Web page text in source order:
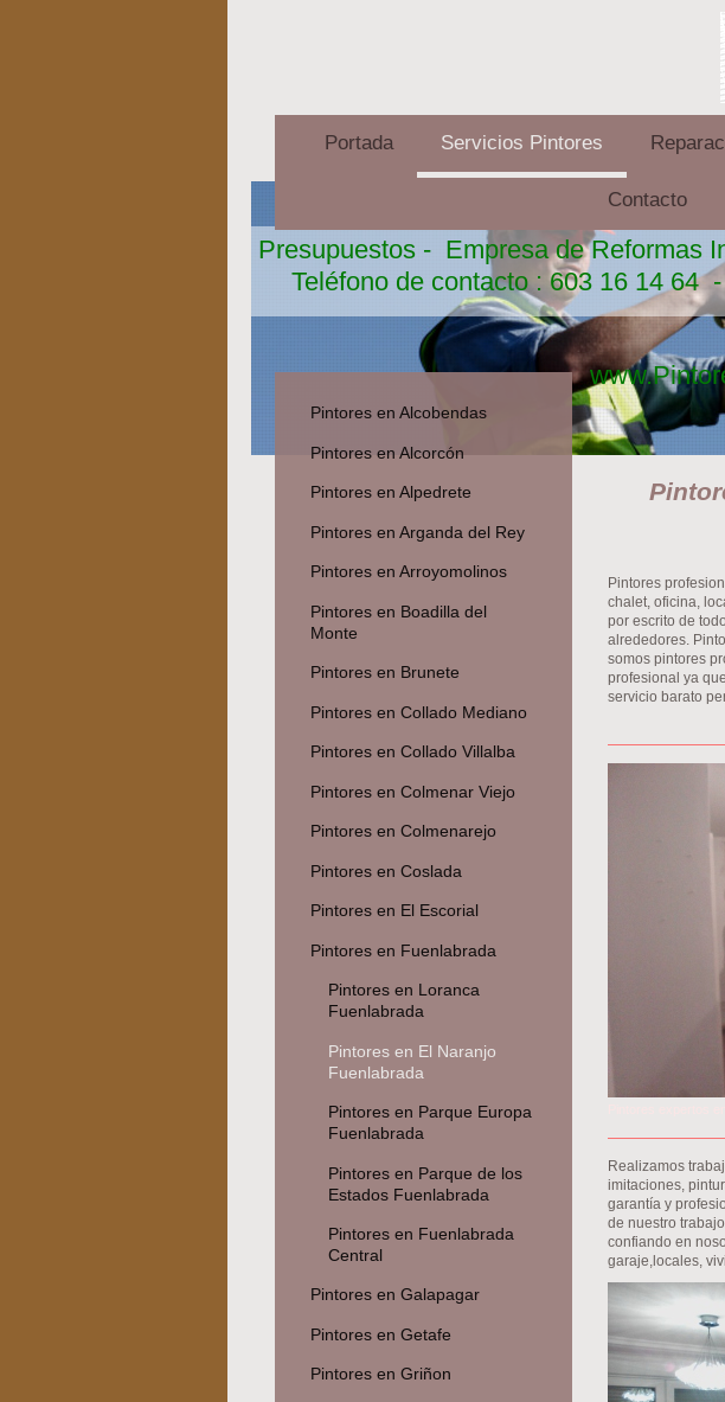
Portada Servicios Pintores
Contacto
Presupuestos - Empresa de Reformas
Teléfono de contacto : 603 16 14 64
Pintores
chalet, oficina,
por escrito de
alrededores.
somos pintores
profesional ya
servicio barato
Realizamos
imitaciones,
garantía y
de nuestro
confiando en
garaje,locales,
Pintores en Alcobendas
Pintores en Alcorcón
Pintores en Alpedrete
Pintores en Arganda del Rey
Pintores en Arroyomolinos
Pintores en Boadilla del
Monte
Pintores en Brunete
Pintores en Collado Mediano
Pintores en Collado Villalba
Pintores en Colmenar Viejo
Pintores en Colmenarejo
Pintores en Coslada
Pintores en El Escorial
Pintores en Fuenlabrada
Pintores en Loranca
Fuenlabrada
Pintores en El Naranjo
Fuenlabrada
Pintores en Parque Europa
Fuenlabrada
Pintores en Parque de los
Estados Fuenlabrada
Pintores en Fuenlabrada
Central
Pintores en Galapagar
Pintores en Getafe
Pintores en Griñon